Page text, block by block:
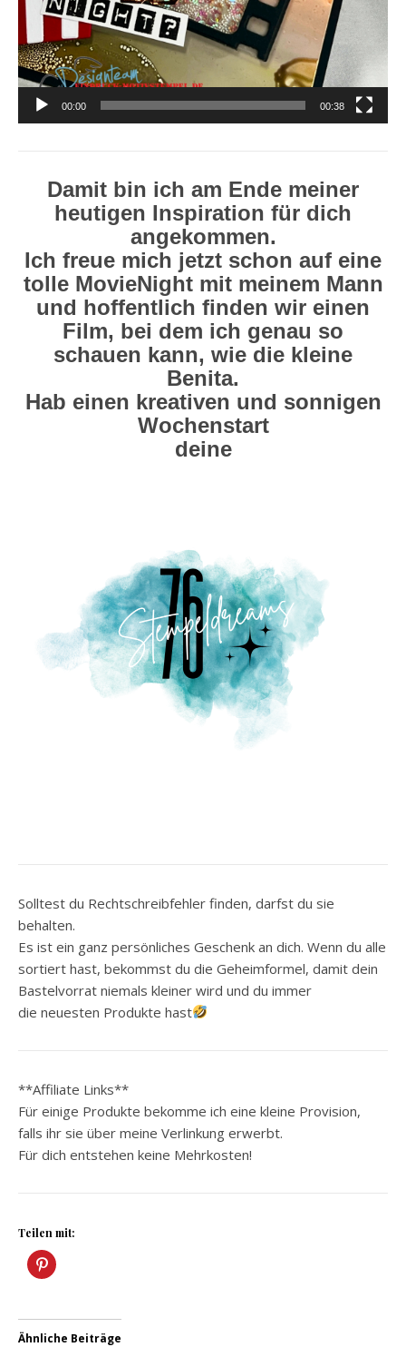
00:00 00:38
Damit bin ich am Ende meiner
heutigen Inspiration für dich
angekommen.
Ich freue mich jetzt schon auf eine
tolle MovieNight mit meinem Mann
und hoffentlich finden wir einen
Film, bei dem ich genau so
schauen kann, wie die kleine
Benita.
Hab einen kreativen und sonnigen
Wochenstart
deine
Solltest du Rechtschreibfehler finden, darfst du sie
behalten.
Es ist ein ganz persönliches Geschenk an dich. Wenn du alle
sortiert hast, bekommst du die Geheimformel, damit dein
Bastelvorrat niemals kleiner wird und du immer
die neuesten Produkte hast
**Affiliate Links**
Für einige Produkte bekomme ich eine kleine Provision,
falls ihr sie über meine Verlinkung erwerbt.
Für dich entstehen keine Mehrkosten!
Teilen mit:
Ähnliche Beiträge